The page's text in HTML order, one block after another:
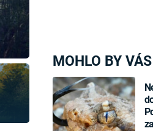
MOHLO BY